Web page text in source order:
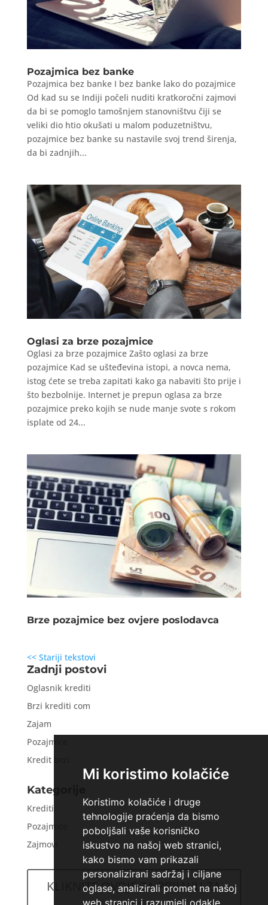
Mi koristimo kolačiće
Koristimo kolačiće i druge
tehnologije praćenja da bismo
poboljšali vaše korisničko
iskustvo na našoj web stranici,
kako bismo vam prikazali
personalizirani sadržaj i ciljane
oglase, analizirali promet na našoj
web stranici i razumjeli odakle
Pozajmica bez banke
Pozajmica bez banke I bez banke lako do pozajmice
Od kad su se Indiji počeli nuditi kratkoročni zajmovi
da bi se pomoglo tamošnjem stanovništvu čiji se
veliki dio htio okušati u malom poduzetništvu,
pozajmice bez banke su nastavile svoj trend širenja,
da bi zadnjih...
Oglasi za brze pozajmice
Oglasi za brze pozajmice Zašto oglasi za brze
pozajmice Kad se ušteđevina istopi, a novca nema,
istog ćete se treba zapitati kako ga nabaviti što prije i
što bezbolnije. Internet je prepun oglasa za brze
pozajmice preko kojih se nude manje svote s rokom
isplate od 24...
Brze pozajmice bez ovjere poslodavca
<< Stariji tekstovi
Zadnji postovi
Oglasnik krediti
Brzi krediti com
Zajam
Pozajmice
Kredit brzi
Kategorije
Krediti
Pozajmice
Zajmovi
KLIKNITE OVDJE ZA PRIJAVU ZA